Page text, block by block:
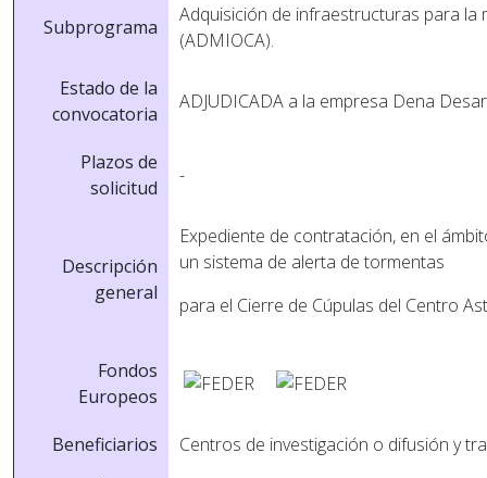
Subprograma
Adquisición de infraestructuras para
(ADMIOCA).
Estado de la
convocatoria
ADJUDICADA a la empresa Dena
Plazos de
solicitud
-
Descripción
general
Expediente de contratación, en el
un sistema de alerta de tormentas
para el Cierre de Cúpulas del Centro
Fondos
Europeos
Beneficiarios
Centros de investigación o difusión y